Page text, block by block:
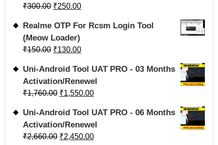
₹300.00 ₹250.00
Realme OTP For Rcsm Login Tool
(Meow Loader)
₹150.00 ₹130.00
Uni-Android Tool UAT PRO - 03 Months
Activation/Renewel
₹1,760.00 ₹1,550.00
Uni-Android Tool UAT PRO - 06 Months
Activation/Renewel
₹2,660.00 ₹2,450.00